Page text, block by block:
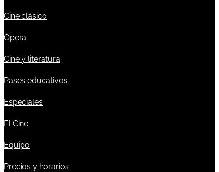
Cine clásico
Ópera
Cine y literatura
Pases educativos
Especiales
El Cine
Equipo
Precios y horarios